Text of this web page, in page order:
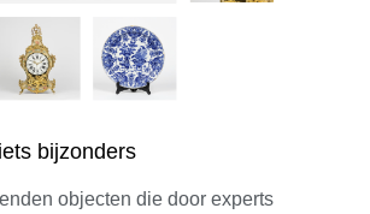
bijzonders
objecten die door experts